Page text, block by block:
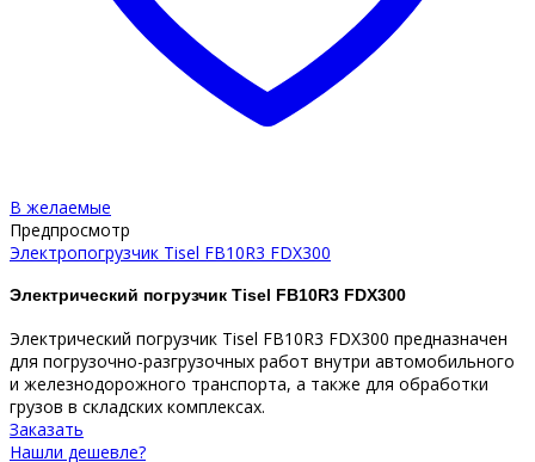
В желаемые
Предпросмотр
Электропогрузчик Tisel FB10R3 FDX300
Электрический погрузчик Tisel FB10R3 FDX300
Электрический погрузчик Tisel FB10R3 FDX300 предназначен
для погрузочно-разгрузочных работ внутри автомобильного
и железнодорожного транспорта, а также для обработки
грузов в складских комплексах.
Заказать
Нашли дешевле?